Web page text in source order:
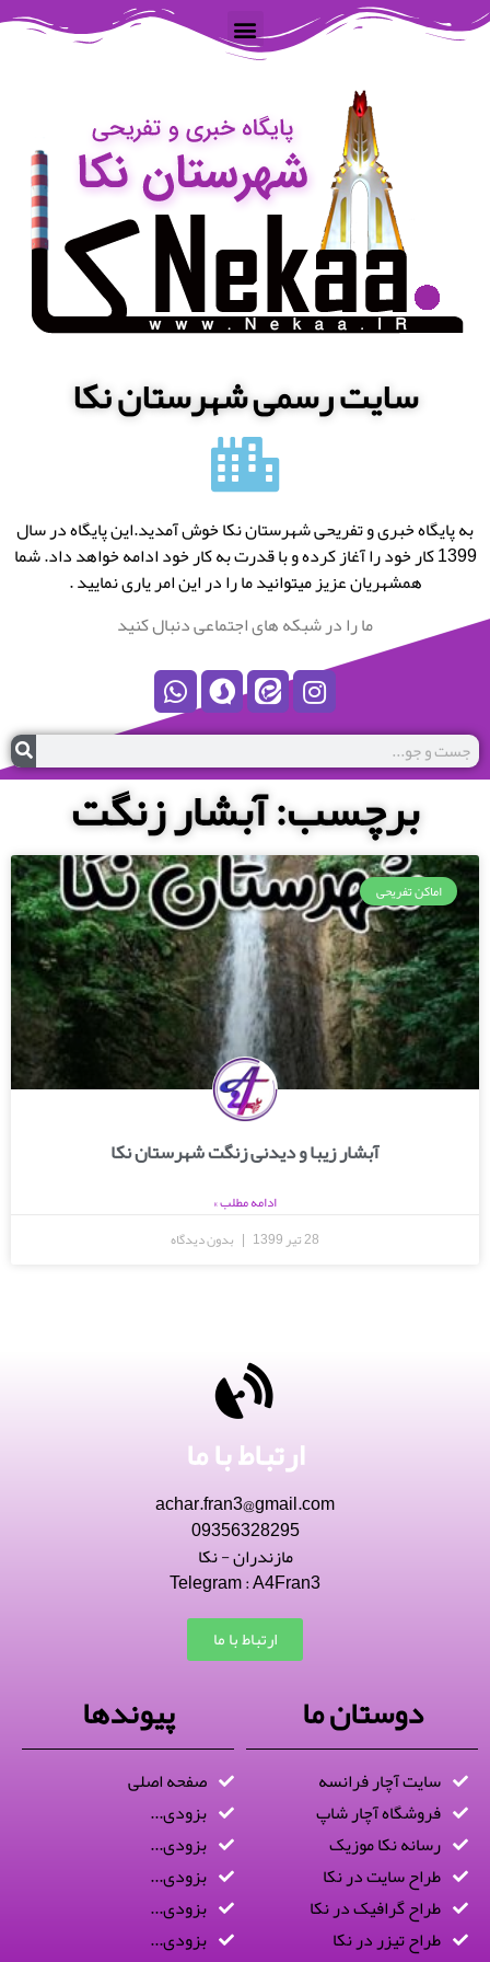
سایت رسمی شهرستان نکا
به پایگاه خبری و تفریحی شهرستان نکا خوش آمدید.این پایگاه در سال
1399 کار خود را آغاز کرده و با قدرت به کار خود ادامه خواهد داد. شما
همشهریان عزیز میتوانید ما را در این امر یاری نمایید .
ما را در شبکه های اجتماعی دنبال کنید
برچسب: آبشار زنگت
اماکن تفریحی
آبشار زیبا و دیدنی زنگت شهرستان نکا
ادامه مطلب »
28 تیر 1399
بدون دیدگاه
ارتباط با ما
achar.fran3@gmail.com
09356328295
مازندران - نکا
Telegram : A4Fran3
ارتباط با ما
دوستان ما
سایت آچار فرانسه
فروشگاه آچار شاپ
رسانه نکا موزیک
طراح سایت در نکا
طراح گرافیک در نکا
طراح تیزر در نکا
پیوندها
صفحه اصلی
بزودی...
بزودی...
بزودی...
بزودی...
بزودی...